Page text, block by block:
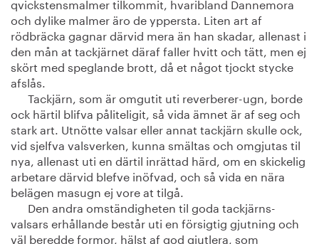
och dylike malmer äro de yppersta. Liten art af
rödbräcka gagnar därvid mera än han skadar, allenast i
den mån at tackjärnet däraf faller hvitt och tätt, men ej
skört med speglande brott, då et något tjockt stycke
afslås.
Tackjärn, som är omgutit uti reverberer-ugn, borde
ock härtil blifva påliteligit, så vida ämnet är af seg och
stark art. Utnötte valsar eller annat tackjärn skulle ock,
vid sjelfva valsverken, kunna smältas och omgjutas til
nya, allenast uti en därtil inrättad härd, om en skickelig
arbetare därvid blefve inöfvad, och så vida en nära
belägen masugn ej vore at tilgå.
Den andra omständigheten til goda tackjärns-
valsars erhållande består uti en försigtig gjutning och
väl beredde formor, hälst af god gjutlera, som